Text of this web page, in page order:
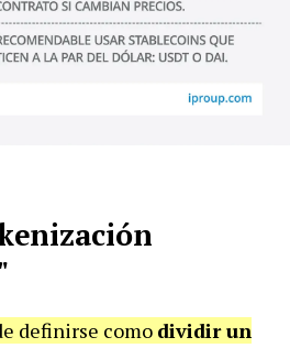
definirse como dividir un